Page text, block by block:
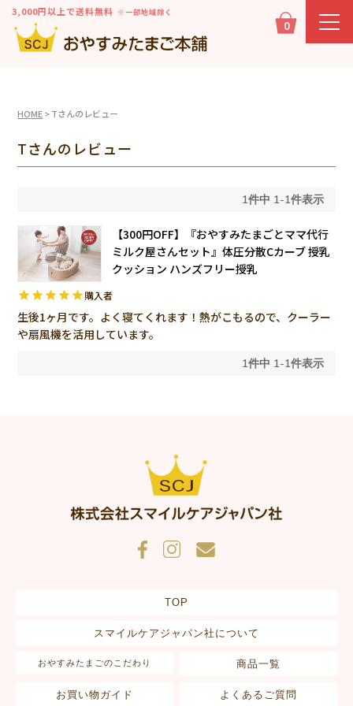
3,000円以上で送料無料 ※一部地域除く
0
HOME Tさんのレビュー
Tさんのレビュー
1件中 1-1件表示
【300円OFF】『おやすみたまごとママ代行
ミルク屋さんセット』体圧分散Cカーブ 授乳
クッション ハンズフリー授乳
購入者
生後1ヶ月です。よく寝てくれます！熱がこもるので、クーラー
や扇風機を活用しています。
1件中 1-1件表示
TOP
スマイルケアジャパン社について
おやすみたまごのこだわり 商品一覧
お買い物ガイド よくあるご質問